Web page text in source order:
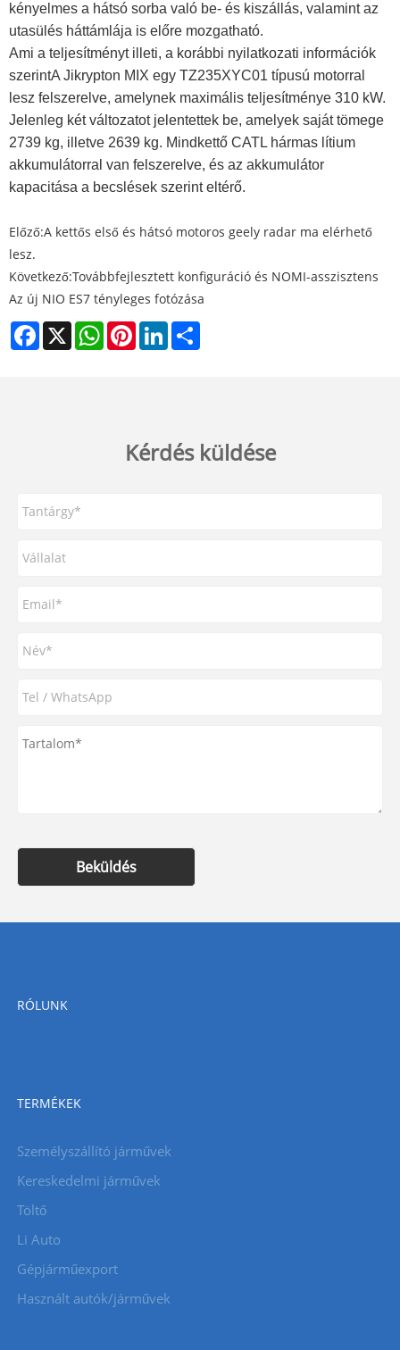
kényelmes a hátsó sorba való be- és kiszállás, valamint az
utasülés háttámlája is előre mozgatható.
Ami a teljesítményt illeti, a korábbi nyilatkozati információk
szerintA Jikrypton MIX egy TZ235XYC01 típusú motorral
lesz felszerelve, amelynek maximális teljesítménye 310 kW.
Jelenleg két változatot jelentettek be, amelyek saját tömege
2739 kg, illetve 2639 kg. Mindkettő CATL hármas lítium
akkumulátorral van felszerelve, és az akkumulátor
kapacitása a becslések szerint eltérő.
Előző:A kettős első és hátsó motoros geely radar ma elérhető
lesz.
Következő:Továbbfejlesztett konfiguráció és NOMI-asszisztens
Az új NIO ES7 tényleges fotózása
Facebook
X WhatsAppPinterestLinkedIn
Kérdés küldése
Beküldés
RÓLUNK
TERMÉKEK
Személyszállító járművek
Kereskedelmi járművek
Töltő
Li Auto
Gépjárműexport
Használt autók/járművek